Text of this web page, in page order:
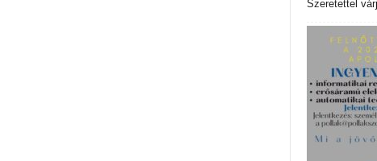
Szeretettel